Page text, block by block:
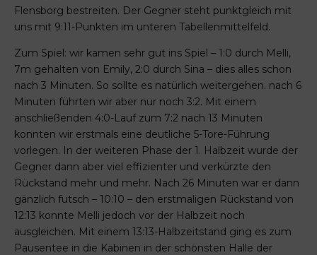
Flensborg bestreiten. Der Gegner steht punktgleich mit
uns mit 9:11-Punkten im unteren Tabellenmittelfeld.
Zum Spiel: wir kamen sehr gut ins Spiel – 1:0 durch Melli,
7m gehalten von Emily, 2:0 durch Sina – dies alles schon
nach 3 Minuten. So sollte es natürlich weitergehen. nach 6
Minuten führten wir aber nur noch 3:2. Mit einem
anschließenden 4:0-Lauf zum 7:2 nach 13 Minuten
konnten wir erstmals eine deutliche 5-Tore-Führung
vorlegen. In der weiteren Phase der 1. Halbzeit wurde der
Gegner dann aber viel effizienter und verkürzte den
Rückstand mehr und mehr. Nach 26 Minuten war er dann
gänzlich futsch – 10:10 – den erstmaligen Rückstand von
12:13 konnte Melli jedoch vor der Halbzeit noch
ausgleichen. Mit einem 13:13-Halbzeitstand ging es zum
Pausentee in die Kabinen in der schönsten Halle der